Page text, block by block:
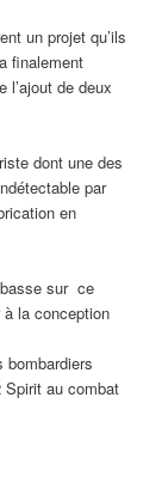
un projet qu’ils
finalement
l’ajout de deux
dont une des
par
en
sur ce
la conception
Spirit au combat